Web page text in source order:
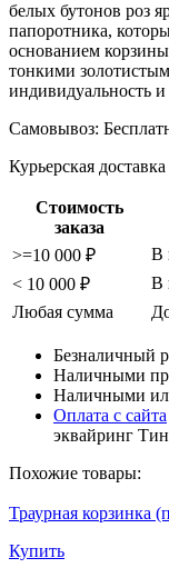
белых бутонов роз
папоротника,
основанием
тонкими
индивидуальность
Самовывоз:
Курьерская
Стоимость
заказа
>=10 000 ₽
В
< 10 000 ₽
В
Любая сумма
Безналичный
Наличными
Наличными
Оплата с сайта
эквайринг
Похожие товары:
Траурная корзинка
Купить